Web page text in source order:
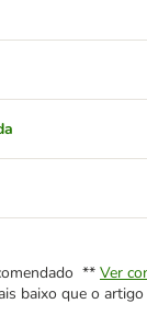
** Ver
baixo que o